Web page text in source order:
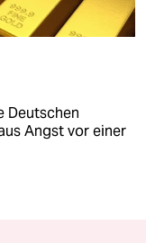
Deutschen
Angst vor einer